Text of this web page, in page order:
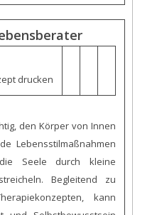
drucken
den Körper von Innen
Lebensstilmaßnahmen
Seele durch kleine
Begleitend zu
kann